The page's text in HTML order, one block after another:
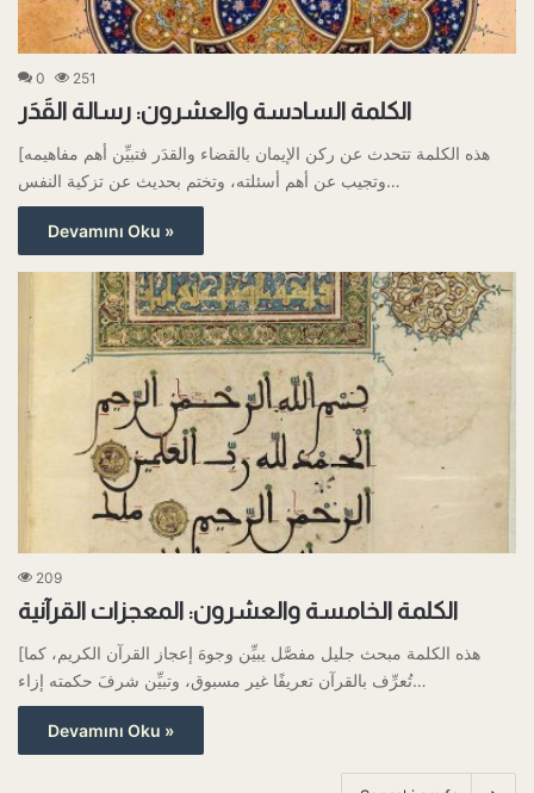
0 251
الكلمة السادسة والعشرون: رسالة القَدَر
[هذه الكلمة تتحدث عن ركن الإيمان بالقضاء والقدَر فتبيِّن أهم مفاهيمه
وتجيب عن أهم أسئلته، وتختم بحديث عن تزكية النفس…
Devamını Oku »
209
الكلمة الخامسة والعشرون: المعجزات القرآنية
[هذه الكلمة مبحث جليل مفصَّل يبيِّن وجوهَ إعجاز القرآن الكريم، كما
تُعرِّف بالقرآن تعريفًا غير مسبوق، وتبيِّن شرفَ حكمته إزاء…
Devamını Oku »